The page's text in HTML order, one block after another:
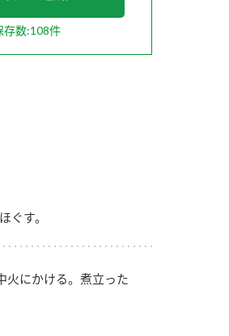
存数:108件
ぐす。
火にかける。煮立った